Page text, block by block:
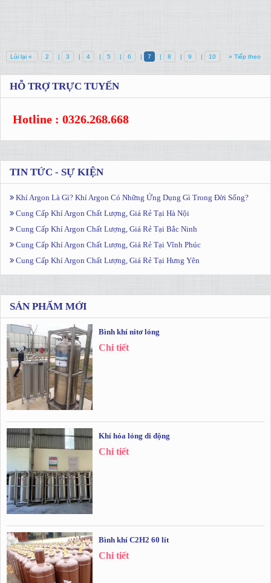
Lùi lại « 2 3 4 5 6 7 8 9 10 » Tiếp theo
HỖ TRỢ TRỰC TUYẾN
Hotline : 0326.268.668
TIN TỨC - SỰ KIỆN
Khí Argon Là Gì? Khí Argon Có Những Ứng Dụng Gì Trong Đời Sống?
Cung Cấp Khí Argon Chất Lượng, Giá Rẻ Tại Hà Nội
Cung Cấp Khí Argon Chất Lượng, Giá Rẻ Tại Bắc Ninh
Cung Cấp Khí Argon Chất Lượng, Giá Rẻ Tại Vĩnh Phúc
Cung Cấp Khí Argon Chất Lượng, Giá Rẻ Tại Hưng Yên
SẢN PHẨM MỚI
Bình khí nitơ lỏng
Chi tiết
Khí hóa lỏng di động
Chi tiết
Bình khí C2H2 60 lít
Chi tiết